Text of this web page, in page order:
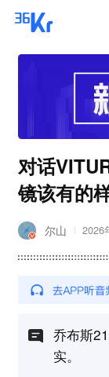
对话
镜该有的
尔山 2026
乔布斯
实。